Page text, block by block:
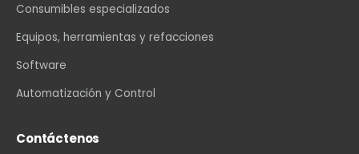
Consumibles especializados
Equipos, herramientas y refacciones
Software
Automatización y Control
Contáctenos